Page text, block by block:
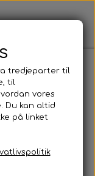
tredjeparter til
til
vores
Du kan altid
på linket